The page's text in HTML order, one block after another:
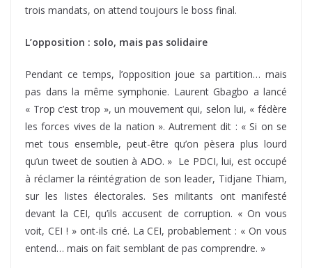
trois mandats, on attend toujours le boss final.
L’opposition : solo, mais pas solidaire
Pendant ce temps, l’opposition joue sa partition… mais
pas dans la même symphonie. Laurent Gbagbo a lancé
« Trop c’est trop », un mouvement qui, selon lui, « fédère
les forces vives de la nation ». Autrement dit : « Si on se
met tous ensemble, peut-être qu’on pèsera plus lourd
qu’un tweet de soutien à ADO. » Le PDCI, lui, est occupé
à réclamer la réintégration de son leader, Tidjane Thiam,
sur les listes électorales. Ses militants ont manifesté
devant la CEI, qu’ils accusent de corruption. « On vous
voit, CEI ! » ont-ils crié. La CEI, probablement : « On vous
entend… mais on fait semblant de pas comprendre. »